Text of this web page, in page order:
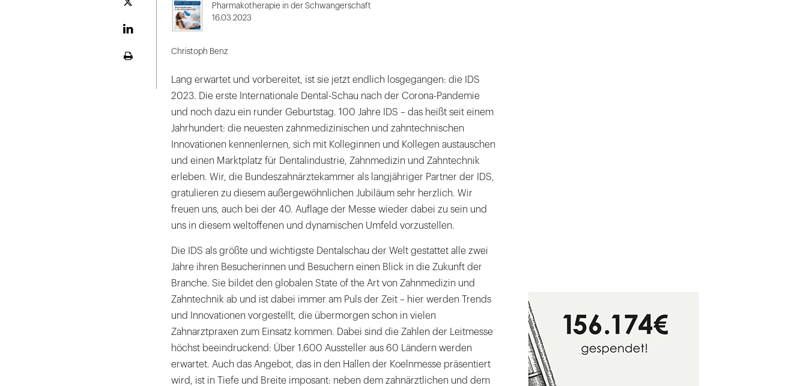
Plattform
Pharmakotherapie in der Schwangerschaft
16.03.2023
Christoph Benz
Lang erwartet und vorbereitet, ist sie jetzt endlich losgegangen: die IDS
2023. Die erste Internationale Dental-Schau nach der Corona-Pandemie
und noch dazu ein runder Geburtstag. 100 Jahre IDS – das heißt seit einem
Jahrhundert: die neuesten zahn­medizinischen und zahntechnischen
Innovationen kennenlernen, sich mit Kolleginnen und Kollegen austauschen
und einen Marktplatz für Dentalindustrie, Zahnmedizin und Zahntechnik
erleben. Wir, die Bundeszahnärztekammer als langjähriger Partner der IDS,
gratulieren zu diesem außergewöhnlichen Jubiläum sehr herzlich. Wir
freuen uns, auch bei der 40. Auflage der Messe wieder dabei zu sein und
uns in diesem welt­offenen und dynamischen Umfeld vorzustellen.
Die IDS als größte und wichtigste Dentalschau der Welt gestattet alle zwei
Jahre ihren Besucherinnen und Besuchern einen Blick in die Zukunft der
Branche. Sie bildet den globalen State of the Art von Zahnmedizin und
Zahntechnik ab und ist dabei immer am Puls der Zeit – hier werden Trends
und Innovationen vorgestellt, die übermorgen schon in vielen
Zahnarztpraxen zum Einsatz kommen. Dabei sind die Zahlen der Leitmesse
höchst beeindruckend: Über 1.600 Aussteller aus 60 Ländern werden
erwartet. Auch das Angebot, das in den Hallen der Koelnmesse präsentiert
wird, ist in Tiefe und Breite imposant: neben dem zahnärztlichen und dem